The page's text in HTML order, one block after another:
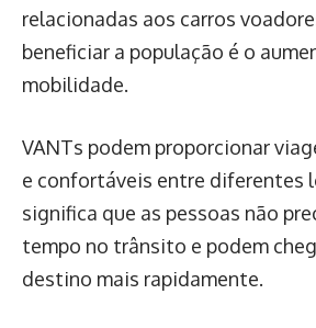
relacionadas aos carros
beneficiar a população é o
mobilidade.
VANTs podem proporcionar
e confortáveis entre diferentes
significa que as pessoas não
tempo no trânsito e podem
destino mais rapidamente.